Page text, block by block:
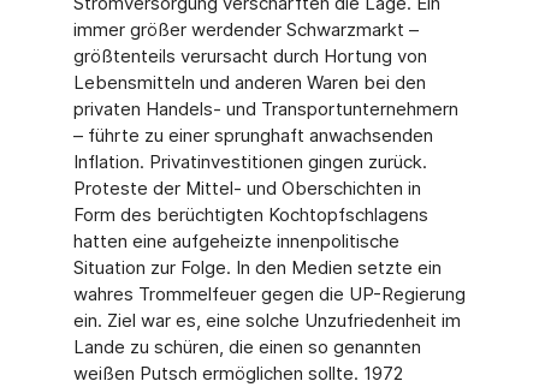
immer größer werdender Schwarzmarkt –
größtenteils verursacht durch Hortung von
Lebensmitteln und anderen Waren bei den
privaten Handels- und Transportunternehmern
– führte zu einer sprunghaft anwachsenden
Inflation. Privatinvestitionen gingen zurück.
Proteste der Mittel- und Oberschichten in
Form des berüchtigten Kochtopfschlagens
hatten eine aufgeheizte innenpolitische
Situation zur Folge. In den Medien setzte ein
wahres Trommelfeuer gegen die UP-Regierung
ein. Ziel war es, eine solche Unzufriedenheit im
Lande zu schüren, die einen so genannten
weißen Putsch ermöglichen sollte. 1972